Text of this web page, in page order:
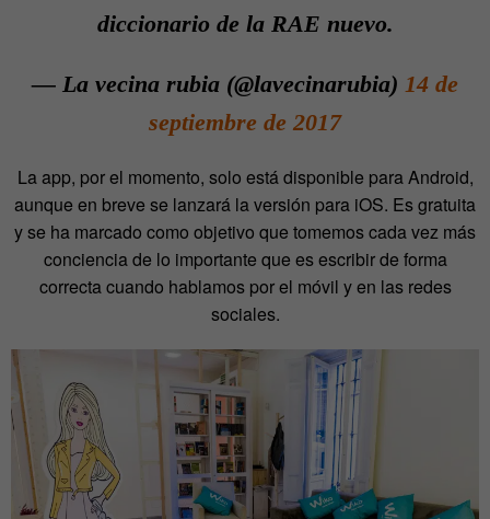
diccionario de la RAE nuevo.
— La vecina rubia (@lavecinarubia) 14 de
septiembre de 2017
La app, por el momento, solo está disponible para Android,
aunque en breve se lanzará la versión para iOS. Es gratuita
y se ha marcado como objetivo que tomemos cada vez más
conciencia de lo importante que es escribir de forma
correcta cuando hablamos por el móvil y en las redes
sociales.